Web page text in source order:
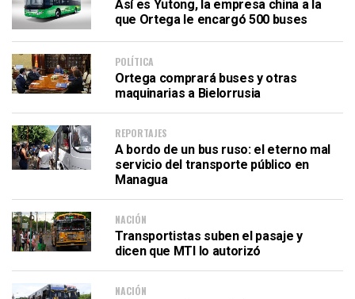
Así es Yutong, la empresa china a la
que Ortega le encargó 500 buses
POLÍTICA
Ortega comprará buses y otras
maquinarias a Bielorrusia
REPORTAJES
A bordo de un bus ruso: el eterno mal
servicio del transporte público en
Managua
NACIÓN
Transportistas suben el pasaje y
dicen que MTI lo autorizó
NACIÓN